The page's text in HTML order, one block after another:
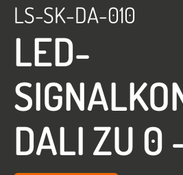
LS-SK-DA-010
LED-
DALI ZU 0